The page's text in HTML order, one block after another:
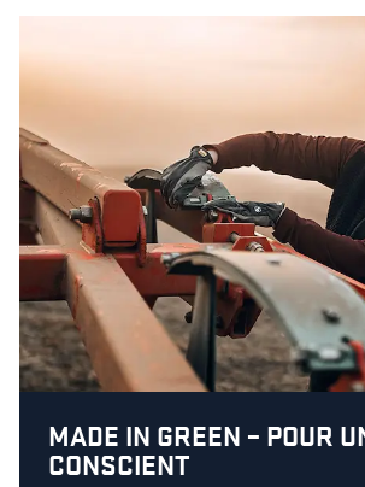
MADE IN GREEN – POUR
CONSCIENT